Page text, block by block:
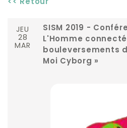
<< Retour
JEU
28
MAR
SISM 2019 -
L'Homme
bouleversements
Moi Cyborg »